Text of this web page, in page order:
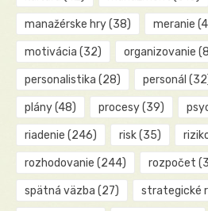
manažérske hry(38) meranie
motivácia (32) organizovanie
personalistika (28) personál
plány(48) procesy(39)
riadenie (246) risk(35)
rozhodovanie (244) rozpočet
spätná väzba (27) strategické